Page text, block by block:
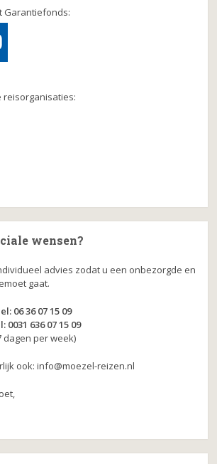
Garantiefonds:
reisorganisaties:
wensen?
advies zodat u een onbezorgde en
gaat.
06 36 07 15 09
0031 636 07 15 09
dagen per week)
ook: info@moezel-reizen.nl